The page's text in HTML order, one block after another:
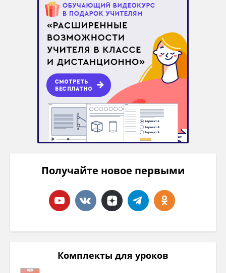
Получайте новое первыми
Комплекты для уроков